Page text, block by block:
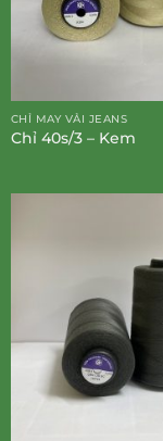
CHỈ MAY VẢI JEANS
Chỉ 40s/3 – Kem